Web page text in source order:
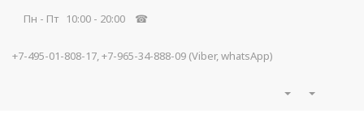
Пн - Пт 10:00 - 20:00 ☎
+7-495-01-808-17, +7-965-34-888-09 (Viber, whatsApp)